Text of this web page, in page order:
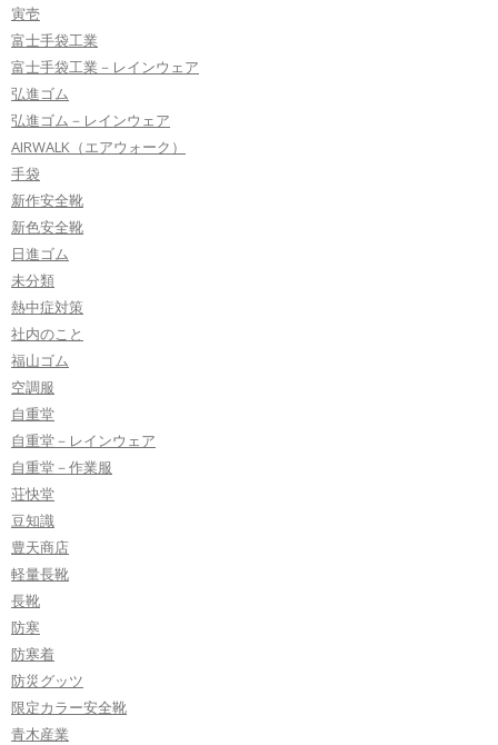
寅壱
富士手袋工業
富士手袋工業－レインウェア
弘進ゴム
弘進ゴム－レインウェア
AIRWALK（エアウォーク）
手袋
新作安全靴
新色安全靴
日進ゴム
未分類
熱中症対策
社内のこと
福山ゴム
空調服
自重堂
自重堂－レインウェア
自重堂－作業服
荘快堂
豆知識
豊天商店
軽量長靴
長靴
防寒
防寒着
防災グッツ
限定カラー安全靴
青木産業